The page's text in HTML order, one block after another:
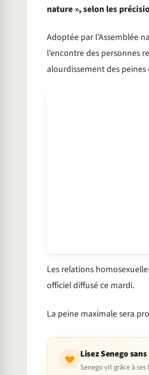
nature », selon les
Adoptée par l’Assemblée
l’encontre des personnes
alourdissement des
Les relations
officiel diffusé ce mardi.
La peine maximale sera
Lisez Senego
Senego vit grâce à